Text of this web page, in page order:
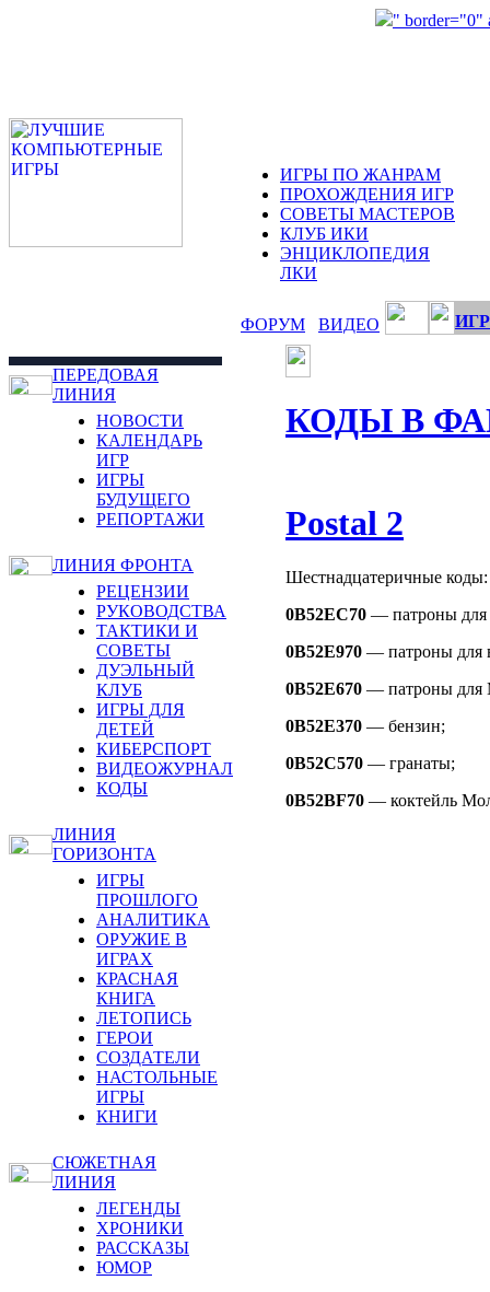
" border="0"
ИГРЫ ПО ЖАНРАМ
ПРОХОЖДЕНИЯ ИГР
СОВЕТЫ МАСТЕРОВ
КЛУБ ИКИ
ЭНЦИКЛОПЕДИЯ
ЛКИ
ФОРУМ ВИДЕО
ПЕРЕДОВАЯ
ЛИНИЯ
НОВОСТИ
КАЛЕНДАРЬ
ИГР
ИГРЫ
БУДУЩЕГО
РЕПОРТАЖИ
ЛИНИЯ ФРОНТА
РЕЦЕНЗИИ
РУКОВОДСТВА
ТАКТИКИ И
СОВЕТЫ
ДУЭЛЬНЫЙ
КЛУБ
ИГРЫ ДЛЯ
ДЕТЕЙ
КИБЕРСПОРТ
ВИДЕОЖУРНАЛ
КОДЫ
ЛИНИЯ
ГОРИЗОНТА
ИГРЫ
ПРОШЛОГО
АНАЛИТИКА
ОРУЖИЕ В
ИГРАХ
КРАСНАЯ
КНИГА
ЛЕТОПИСЬ
ГЕРОИ
СОЗДАТЕЛИ
НАСТОЛЬНЫЕ
ИГРЫ
КНИГИ
СЮЖЕТНАЯ
ЛИНИЯ
ЛЕГЕНДЫ
ХРОНИКИ
РАССКАЗЫ
ЮМОР
КОДЫ В
Postal 2
Шестнадцатеричные коды:
0B52EC70 — патроны для
0B52E970 — патроны для
0B52E670 — патроны для
0B52E370 — бензин;
0B52C570 — гранаты;
0B52BF70 — коктейль